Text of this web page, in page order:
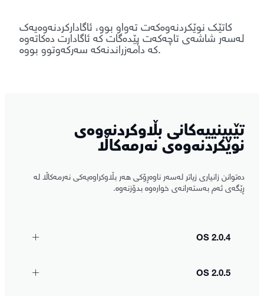
کاتێک نوێکردنەوەکەت تەواو بوو، ئاگادارکردنەوەیەک
لەسەر شاشەی تاچەکەت پێدەگات کە ئاگادارت دەکاتەوە
کە دامەزراندنەکە سەرکەوتوو بووە.
تێبینییەکانی بڵاوکردنەوەی
نوێکردنەوەی نەرمەکاڵا
دەتوانن زانیاری زیاتر لەسەر ناوەڕۆکی هەر بڵاوکراوەیەکی نەرمەکاڵا لە
ڕێگەی ئەم بەستەرانەی خوارەوە بدۆزنەوە.
OS 2.0.4
OS 2.0.5